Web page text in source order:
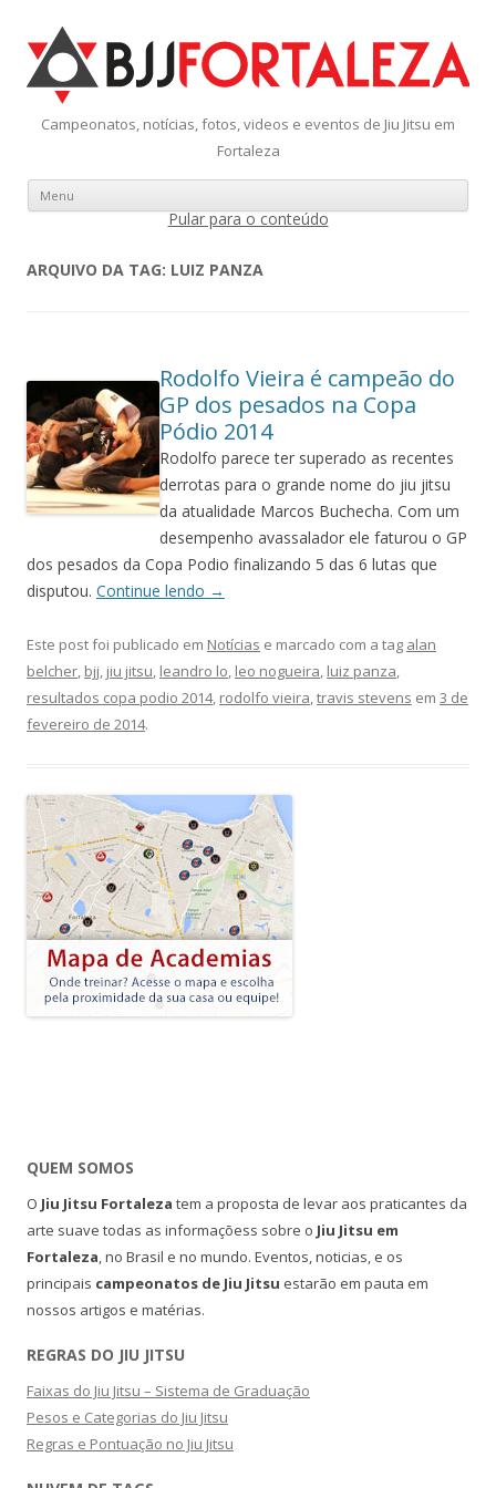
Campeonatos, notícias, fotos, videos e eventos de Jiu Jitsu em
Fortaleza
Menu
Pular para o conteúdo
ARQUIVO DA TAG: LUIZ PANZA
Rodolfo Vieira é campeão do
GP dos pesados na Copa
Pódio 2014
Rodolfo parece ter superado as recentes
derrotas para o grande nome do jiu jitsu
da atualidade Marcos Buchecha. Com um
desempenho avassalador ele faturou o GP
dos pesados da Copa Podio finalizando 5 das 6 lutas que
disputou. Continue lendo →
Este post foi publicado em Notícias e marcado com a tag alan
belcher, bjj, jiu jitsu, leandro lo, leo nogueira, luiz panza,
resultados copa podio 2014, rodolfo vieira,travis stevens em 3 de
fevereiro de 2014.
QUEM SOMOS
O Jiu Jitsu Fortaleza tem a proposta de levar aos praticantes da
arte suave todas as informaçõess sobre o Jiu Jitsu em
Fortaleza, no Brasil e no mundo. Eventos, noticias, e os
principais campeonatos de Jiu Jitsu estarão em pauta em
nossos artigos e matérias.
REGRAS DO JIU JITSU
Faixas do Jiu Jitsu – Sistema de Graduação
Pesos e Categorias do Jiu Jitsu
Regras e Pontuação no Jiu Jitsu